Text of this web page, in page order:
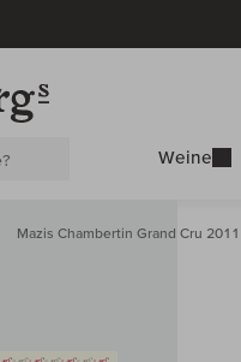
Weine
Mazis Chambertin Grand Cru 2011